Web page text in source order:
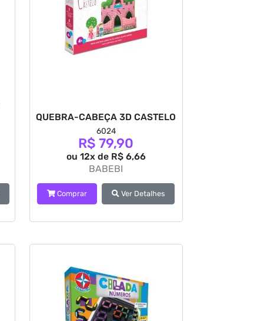
QUEBRA-CABEÇA 3D CASTELO
6024
R$ 79,90
ou 12x de R$ 6,66
BABEBI
Comprar Ver Detalhes